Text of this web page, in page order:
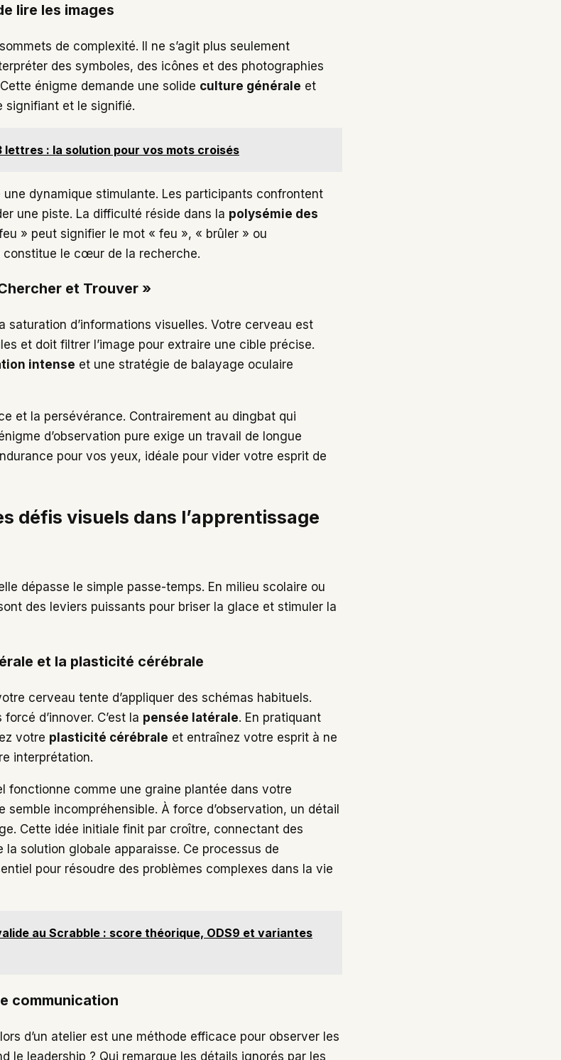
lire les images
de complexité. Il ne s’agit plus seulement
des symboles, des icônes et des photographies
énigme demande une solide culture générale et
signifiant et le signifié.
lettres : la solution pour vos mots croisés
dynamique stimulante. Les participants confrontent
une piste. La difficulté réside dans la polysémie des
» peut signifier le mot « feu », « brûler » ou
le cœur de la recherche.
et Trouver »
saturation d’informations visuelles. Votre cerveau est
et doit filtrer l’image pour extraire une cible précise.
intense et une stratégie de balayage oculaire
et la persévérance. Contrairement au dingbat qui
d’observation pure exige un travail de longue
pour vos yeux, idéale pour vider votre esprit de
défis visuels dans l’apprentissage
dépasse le simple passe-temps. En milieu scolaire ou
des leviers puissants pour briser la glace et stimuler la
et la plasticité cérébrale
cerveau tente d’appliquer des schémas habituels.
d’innover. C’est la pensée latérale. En pratiquant
votre plasticité cérébrale et entraînez votre esprit à ne
interprétation.
fonctionne comme une graine plantée dans votre
semble incompréhensible. À force d’observation, un détail
Cette idée initiale finit par croître, connectant des
la solution globale apparaisse. Ce processus de
pour résoudre des problèmes complexes dans la vie
au Scrabble : score théorique, ODS9 et variantes
communication
d’un atelier est une méthode efficace pour observer les
le leadership ? Qui remarque les détails ignorés par les